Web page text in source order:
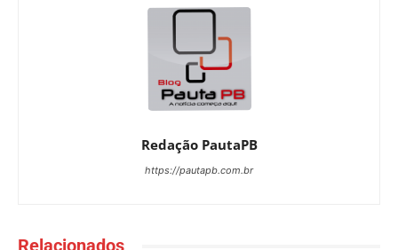
Redação PautaPB
https://pautapb.com.br
Relacionados